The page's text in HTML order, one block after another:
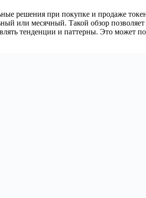
решения при покупке и продаже
или месячный. Такой обзор
тенденции и паттерны. Это может